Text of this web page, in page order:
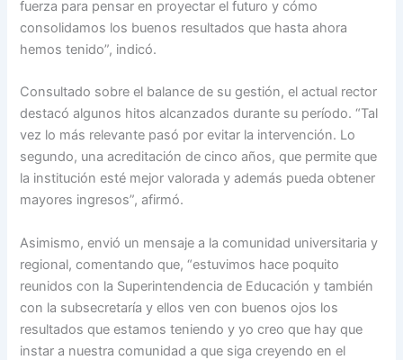
fuerza para pensar en proyectar el futuro y cómo
consolidamos los buenos resultados que hasta ahora
hemos tenido”, indicó.
Consultado sobre el balance de su gestión, el actual rector
destacó algunos hitos alcanzados durante su período. “Tal
vez lo más relevante pasó por evitar la intervención. Lo
segundo, una acreditación de cinco años, que permite que
la institución esté mejor valorada y además pueda obtener
mayores ingresos”, afirmó.
Asimismo, envió un mensaje a la comunidad universitaria y
regional, comentando que, “estuvimos hace poquito
reunidos con la Superintendencia de Educación y también
con la subsecretaría y ellos ven con buenos ojos los
resultados que estamos teniendo y yo creo que hay que
instar a nuestra comunidad a que siga creyendo en el